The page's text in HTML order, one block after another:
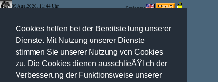
Cookies helfen bei der Bereitstellung unserer
Dienste. Mit Nutzung unserer Dienste
stimmen Sie unserer Nutzung von Cookies
zu. Die Cookies dienen ausschlieÃŸlich der
Verbesserung der Funktionsweise unserer
09.Aug.2026 , 11:44 Uhr Optionen: